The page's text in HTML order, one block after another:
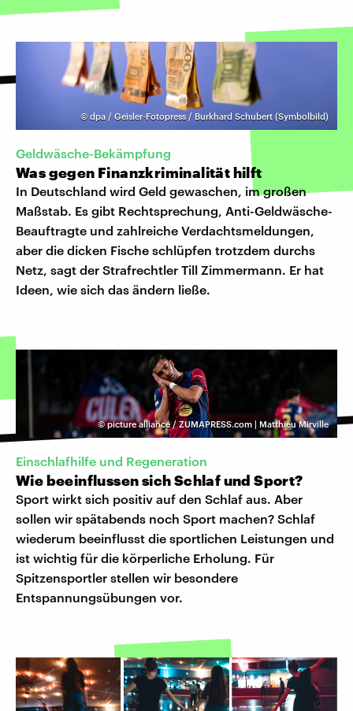
© dpa / Geisler-Fotopress / Burkhard Schubert (Symbolbild)
Geldwäsche-Bekämpfung
Was gegen Finanzkriminalität hilft
In Deutschland wird Geld gewaschen, im großen
Maßstab. Es gibt Rechtsprechung, Anti-Geldwäsche-
Beauftragte und zahlreiche Verdachtsmeldungen,
aber die dicken Fische schlüpfen trotzdem durchs
Netz, sagt der Strafrechtler Till Zimmermann. Er hat
Ideen, wie sich das ändern ließe.
©picture alliance / ZUMAPRESS.com | Matthieu Mirville
Einschlafhilfe und Regeneration
Wie beeinflussen sich Schlaf und Sport?
Sport wirkt sich positiv auf den Schlaf aus. Aber
sollen wir spätabends noch Sport machen? Schlaf
wiederum beeinflusst die sportlichen Leistungen und
ist wichtig für die körperliche Erholung. Für
Spitzensportler stellen wir besondere
Entspannungsübungen vor.